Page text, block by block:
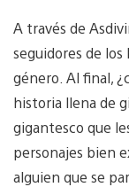
A través de
seguidores de los
género. Al final,
historia llena de
gigantesco que
personajes bien
alguien que se